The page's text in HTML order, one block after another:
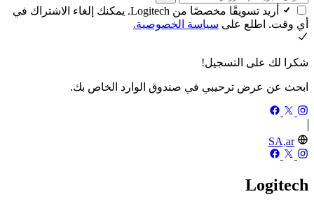
أريد تسويقًا مخصصًا من Logitech. يمكنك إلغاء الاشتراك في
أي وقت. اطلع على سياسة الخصوصية.
شكرا لك على التسجيل!
ابحث عن عرض ترحيبي في صندوق الوارد الخاص بك.
SA,ar
Logitech